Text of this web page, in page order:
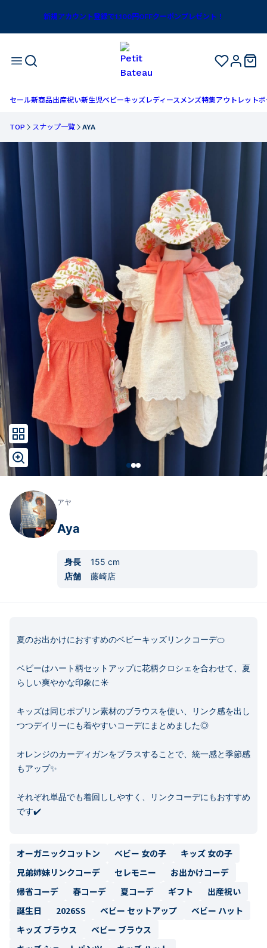
新規アカウント登録で1,100円OFFクーポンプレゼント！
セール新商品出産祝い新生児ベビーキッズ レディースメンズ特集アウトレットボ
TOP スナップ一覧 AYA
アヤ
Aya
身長 155 cm
店舗
藤崎店
夏のお出かけにおすすめのベビーキッズリンクコーデ🍊
ベビーはハート柄セットアップに花柄クロシェを合わせて、夏
らしい爽やかな印象に☀️
キッズは同じポプリン素材のブラウスを使い、リンク感を出し
つつデイリーにも着やすいコーデにまとめました◎
オレンジのカーディガンをプラスすることで、統一感と季節感
もアップ✨
それぞれ単品でも着回ししやすく、リンクコーデにもおすすめ
です✔️
オーガニックコットン ベビー 女の子
キッズ 女の子
兄弟姉妹リンクコーデ
セレモニー
お出かけコーデ
帰省コーデ
春コーデ 夏コーデ ギフト
出産祝い
誕生日
2026SS ベビー セットアップ
ベビー ハット
キッズ ブラウス
ベビー ブラウス